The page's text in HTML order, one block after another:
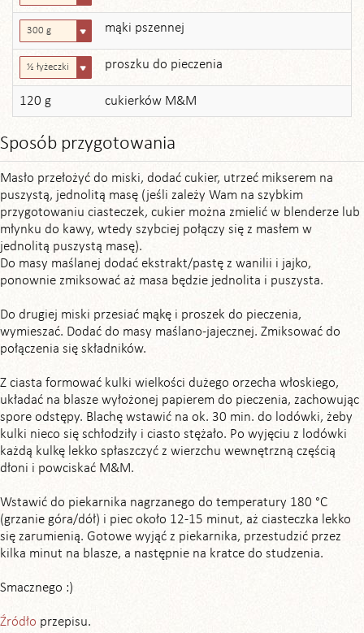
300 g mąki pszennej
½ łyżeczki proszku do pieczenia
120 g cukierków M&M
Sposób przygotowania
Masło przełożyć do miski, dodać cukier, utrzeć mikserem na
puszystą, jednolitą masę (jeśli zależy Wam na szybkim
przygotowaniu ciasteczek, cukier można zmielić w blenderze lub
młynku do kawy, wtedy szybciej połączy się z masłem w
jednolitą puszystą masę).
Do masy maślanej dodać ekstrakt/pastę z wanilii i jajko,
ponownie zmiksować aż masa będzie jednolita i puszysta.
Do drugiej miski przesiać mąkę i proszek do pieczenia,
wymieszać. Dodać do masy maślano-jajecznej. Zmiksować do
połączenia się składników.
Z ciasta formować kulki wielkości dużego orzecha włoskiego,
układać na blasze wyłożonej papierem do pieczenia, zachowując
spore odstępy. Blachę wstawić na ok. 30 min. do lodówki, żeby
kulki nieco się schłodziły i ciasto stężało. Po wyjęciu z lodówki
każdą kulkę lekko spłaszczyć z wierzchu wewnętrzną częścią
dłoni i powciskać M&M.
Wstawić do piekarnika nagrzanego do temperatury 180 °C
(grzanie góra/dół) i piec około 12-15 minut, aż ciasteczka lekko
się zarumienią. Gotowe wyjąć z piekarnika, przestudzić przez
kilka minut na blasze, a następnie na kratce do studzenia.
Smacznego :)
Źródło przepisu.